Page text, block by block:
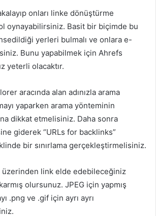
onları linke dönüştürme
oynayabilirsiniz. Basit bir biçimde bu
yerleri bulmalı ve onlara e-
Bunu yapabilmek için Ahrefs
yeterli olacaktır.
aracında alan adınızla arama
yaparken arama yönteminin
dikkat etmelisiniz. Daha sonra
giderek “URLs for backlinks”
bir sınırlama gerçekleştirmelisiniz.
link elde edebileceğiniz
olursunuz. JPEG için yapmış
.png ve .gif için ayrı ayrı